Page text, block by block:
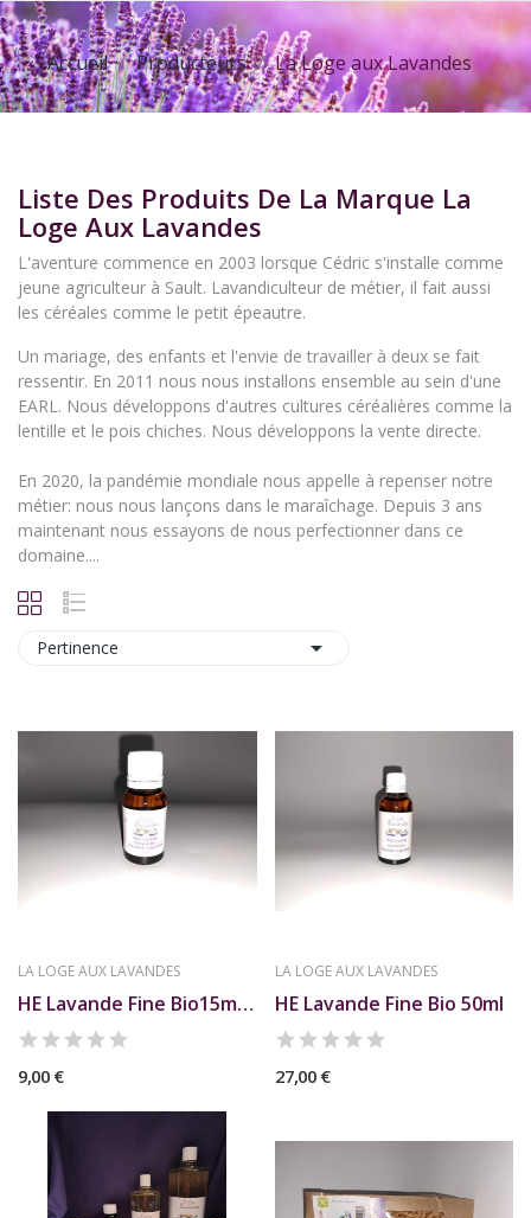
Accueil Producteurs La Loge aux Lavandes
Liste Des Produits De La Marque La
Loge Aux Lavandes
L'aventure commence en 2003 lorsque Cédric s'installe comme
jeune agriculteur à Sault. Lavandiculteur de métier, il fait aussi
les céréales comme le petit épeautre.
Un mariage, des enfants et l'envie de travailler à deux se fait
ressentir. En 2011 nous nous installons ensemble au sein d'une
EARL. Nous développons d'autres cultures céréalières comme la
lentille et le pois chiches. Nous développons la vente directe.
En 2020, la pandémie mondiale nous appelle à repenser notre
métier: nous nous lançons dans le maraîchage. Depuis 3 ans
maintenant nous essayons de nous perfectionner dans ce
domaine....
Pertinence 
LA LOGE AUX LAVANDES
HE Lavande Fine Bio15ml La Loge
9,00 €
LA LOGE AUX LAVANDES
HE Lavande Fine Bio 50ml
27,00 €